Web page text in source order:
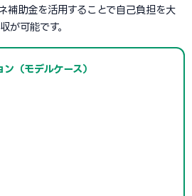
補助金を活用することで自己負担を大
が可能です。
（モデルケース）